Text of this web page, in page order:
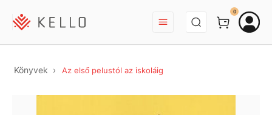
BEJELENTKEZÉS
0
Könyvek Az első pelustól az iskoláig